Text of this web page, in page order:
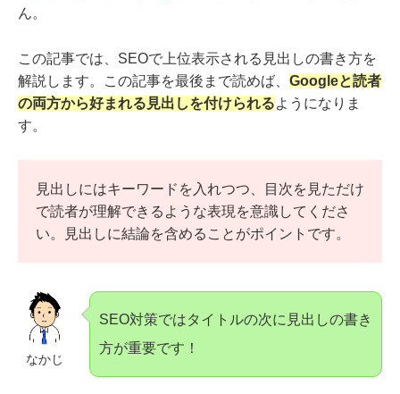
ん。
この記事では、SEOで上位表示される見出しの書き方を
解説します。この記事を最後まで読めば、 Googleと読者
の両方から好まれる見出しを付けられるようになりま
す。
見出しにはキーワードを入れつつ、目次を見ただけ
で読者が理解できるような表現を意識してくださ
い。見出しに結論を含めることがポイントです。
なかじ
SEO対策ではタイトルの次に見出しの書き
方が重要です！